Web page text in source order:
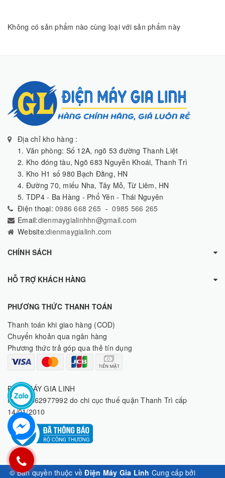
Không có sản phẩm nào cùng loại với sản phẩm này
Địa chỉ kho hàng :
1. Văn phòng: Số 12A, ngõ 53 đường Thanh Liệt
2. Kho đóng tàu, Ngõ 683 Nguyễn Khoái, Thanh Trì
3. Kho H1 số 980 Bạch Đằng, HN
4. Đường 70, miếu Nha, Tây Mỗ, Từ Liêm, HN
5. TDP4 - Ba Hàng - Phổ Yên - Thái Nguyên
Điện thoại: 0986 668 265 -0985 566 265
Email:dienmaygialinhhn@gmail.com
Website:dienmaygialinh.com
CHÍNH SÁCH
HỖ TRỢ KHÁCH HÀNG
PHƯƠNG THỨC THANH TOÁN
Thanh toán khi giao hàng (COD)
Chuyển khoản qua ngân hàng
Phương thức trả góp qua thẻ tín dụng
ĐIỆN MÁY GIA LINH
MST: 8062977992 do chi cục thuế quận Thanh Trì cấp
14/01/2010
© Bản quyền thuộc vềĐiện Máy Gia Linh Cung cấp bởi